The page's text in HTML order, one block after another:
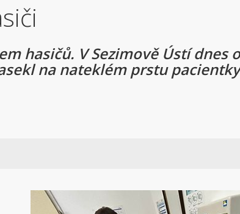
hasičů. V Sezimově Ústí dnes
na nateklém prstu